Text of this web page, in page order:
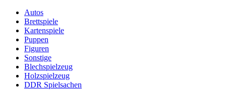
Autos
Brettspiele
Kartenspiele
Puppen
Figuren
Sonstige
Blechspielzeug
Holzspielzeug
DDR Spielsachen